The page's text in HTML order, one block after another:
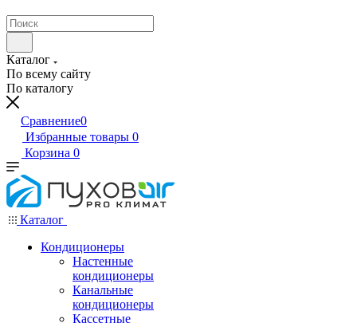
Каталог
По всему сайту
По каталогу
Сравнение0
Избранные товары 0
Корзина 0
Каталог
Кондиционеры
Настенные
кондиционеры
Канальные
кондиционеры
Кассетные